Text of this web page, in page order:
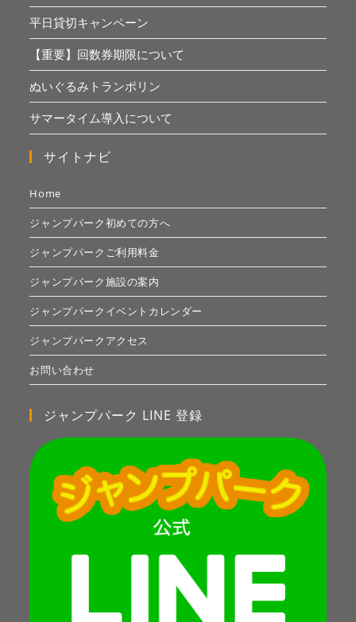
平日貸切キャンペーン
【重要】回数券期限について
ぬいぐるみトランポリン
サマータイム導入について
サイトナビ
Home
ジャンプパーク初めての方へ
ジャンプパークご利用料金
ジャンプパーク施設の案内
ジャンプパークイベントカレンダー
ジャンプパークアクセス
お問い合わせ
ジャンプパーク LINE 登録